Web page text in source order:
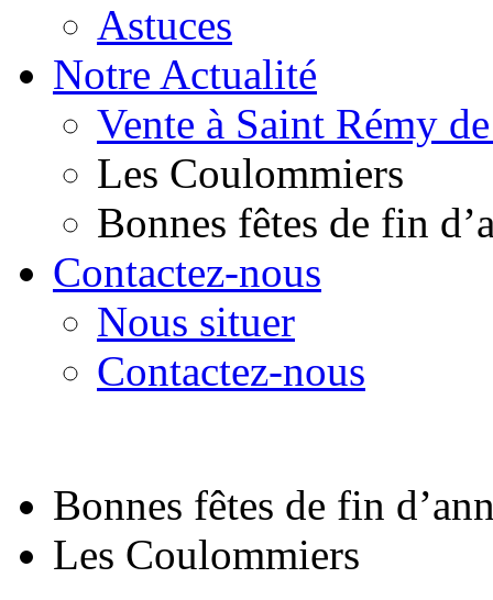
Astuces
Notre Actualité
Vente à Saint Rémy
Les Coulommiers
Bonnes fêtes de fin
Contactez-nous
Nous situer
Contactez-nous
Bonnes fêtes de fin
Les Coulommiers